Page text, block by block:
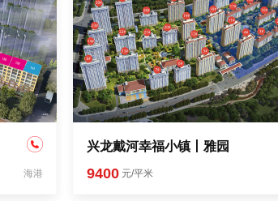
海港
兴龙戴河幸福小镇丨雅园
9400 元/平米